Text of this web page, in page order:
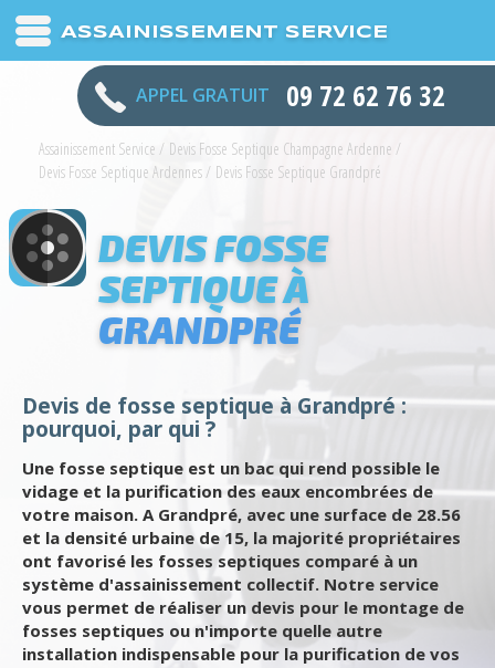
ASSAINISSEMENT SERVICE
APPEL GRATUIT 09 72 62 76 32
Assainissement Service / Devis Fosse Septique Champagne Ardenne /
Devis Fosse Septique Ardennes/ Devis Fosse Septique Grandpré
DEVIS FOSSE
SEPTIQUE À
GRANDPRÉ
Devis de fosse septique à Grandpré :
pourquoi, par qui ?
Une fosse septique est un bac qui rend possible le
vidage et la purification des eaux encombrées de
votre maison. A Grandpré, avec une surface de 28.56
et la densité urbaine de 15, la majorité propriétaires
ont favorisé les fosses septiques comparé à un
système d'assainissement collectif. Notre service
vous permet de réaliser un devis pour le montage de
fosses septiques ou n'importe quelle autre
installation indispensable pour la purification de vos